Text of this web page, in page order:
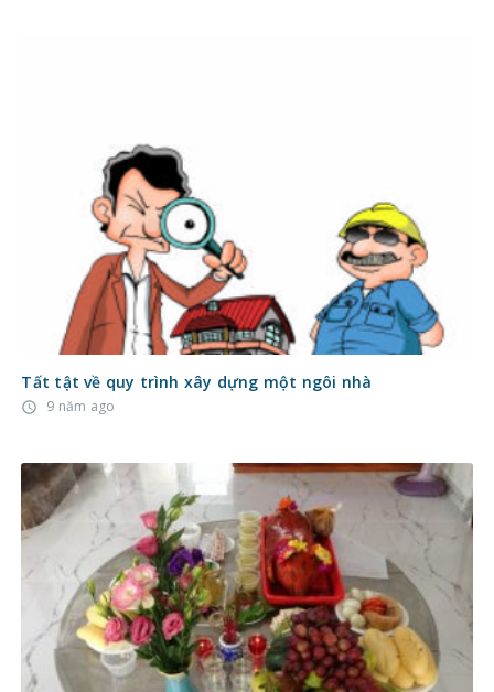
Tất tật về quy trình xây dựng một ngôi nhà
access_time 9 năm ago